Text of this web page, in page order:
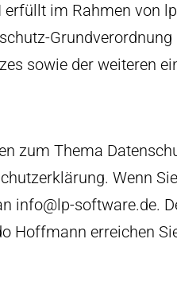
erfüllt im Rahmen von
Grundverordnung
sowie der weiteren
zum Thema
Wenn
info@lp-software.de.
Hoffmann erreichen